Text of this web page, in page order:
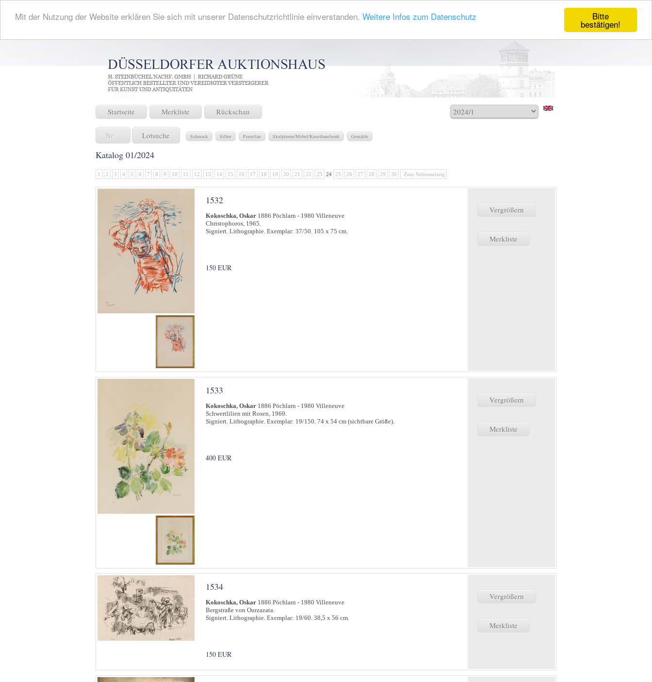
Bitte
bestätigen!
Mit der Nutzung der Website erklären Sie sich mit unserer Datenschutzrichtlinie einverstanden. Weitere Infos zum Datenschutz
Startseite Merkliste Rückschau
Lotsuche Schmuck Silber Porzellan Skulpturen/Möbel/Kunsthandwerk Gemälde
Katalog 01/2024
1 2 3 4 5 6 7 8 9 10 11 12 13 14 15 16 17 18 19 20 21 22 23 24 25 26 27 28 29 30 Zum Seitenanfang
1532
Kokoschka, Oskar 1886 Pöchlarn - 1980 Villeneuve
Christophoros, 1965.
Signiert. Lithographie. Exemplar: 37/50. 105 x 75 cm.
150 EUR
Vergrößern
Merkliste
1533
Kokoschka, Oskar 1886 Pöchlarn - 1980 Villeneuve
Schwertlilien mit Rosen, 1969.
Signiert. Lithographie. Exemplar: 19/150. 74 x 54 cm (sichtbare Größe).
400 EUR
Vergrößern
Merkliste
1534
Kokoschka, Oskar 1886 Pöchlarn - 1980 Villeneuve
Bergstraße von Ourzazata.
Signiert. Lithographie. Exemplar: 19/60. 38,5 x 56 cm.
150 EUR
Vergrößern
Merkliste